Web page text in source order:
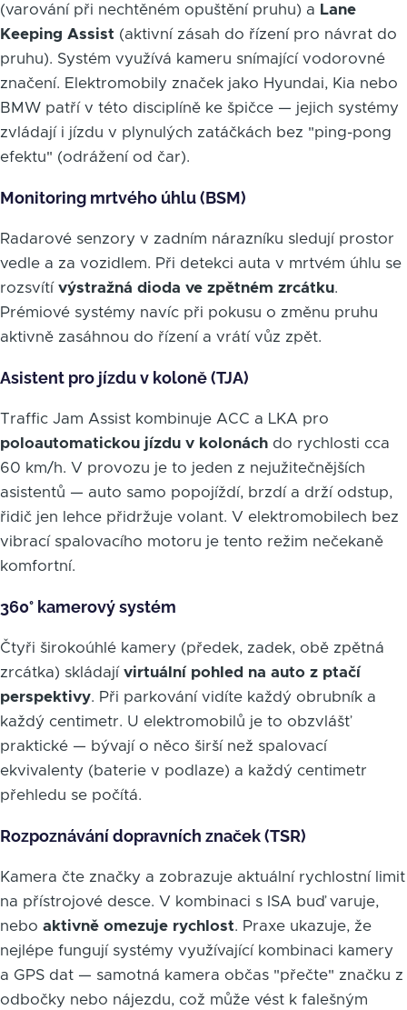
(varování při nechtěném opuštění pruhu) a Lane
Keeping Assist (aktivní zásah do řízení pro návrat do
pruhu). Systém využívá kameru snímající vodorovné
značení. Elektromobily značek jako Hyundai, Kia nebo
BMW patří v této disciplíně ke špičce — jejich systémy
zvládají i jízdu v plynulých zatáčkách bez "ping-pong
efektu" (odrážení od čar).
Monitoring mrtvého úhlu (BSM)
Radarové senzory v zadním nárazníku sledují prostor
vedle a za vozidlem. Při detekci auta v mrtvém úhlu se
rozsvítí výstražná dioda ve zpětném zrcátku.
Prémiové systémy navíc při pokusu o změnu pruhu
aktivně zasáhnou do řízení a vrátí vůz zpět.
Asistent pro jízdu v koloně (TJA)
Traffic Jam Assist kombinuje ACC a LKA pro
poloautomatickou jízdu v kolonách do rychlosti cca
60 km/h. V provozu je to jeden z nejužitečnějších
asistentů — auto samo popojíždí, brzdí a drží odstup,
řidič jen lehce přidržuje volant. V elektromobilech bez
vibrací spalovacího motoru je tento režim nečekaně
komfortní.
360° kamerový systém
Čtyři širokoúhlé kamery (předek, zadek, obě zpětná
zrcátka) skládají virtuální pohled na auto z ptačí
perspektivy. Při parkování vidíte každý obrubník a
každý centimetr. U elektromobilů je to obzvlášť
praktické — bývají o něco širší než spalovací
ekvivalenty (baterie v podlaze) a každý centimetr
přehledu se počítá.
Rozpoznávání dopravních značek (TSR)
Kamera čte značky a zobrazuje aktuální rychlostní limit
na přístrojové desce. V kombinaci s ISA buď varuje,
nebo aktivně omezuje rychlost. Praxe ukazuje, že
nejlépe fungují systémy využívající kombinaci kamery
a GPS dat — samotná kamera občas "přečte" značku z
odbočky nebo nájezdu, což může vést k falešným